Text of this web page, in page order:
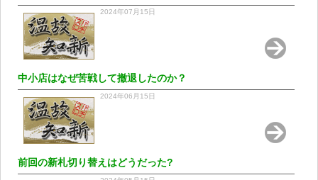
2024年07月15日
中小店はなぜ苦戦して撤退したのか？
2024年06月15日
前回の新札切り替えはどうだった?